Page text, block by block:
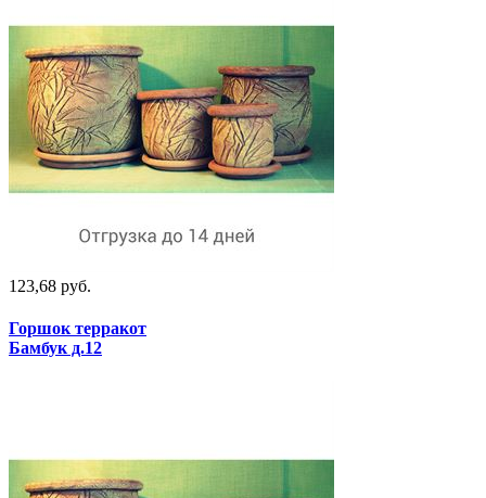
123,68 руб.
Горшок терракот
Бамбук д.12